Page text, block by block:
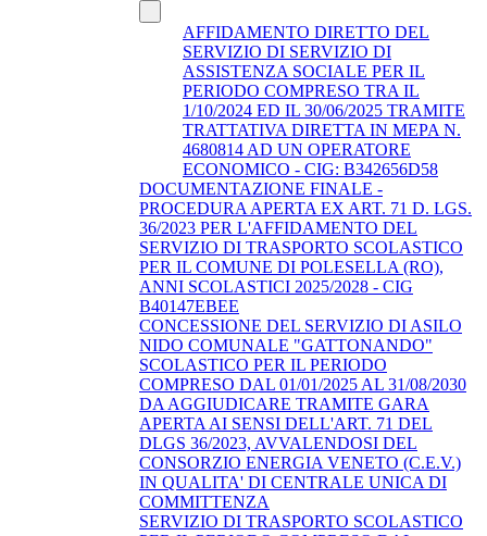
AFFIDAMENTO DIRETTO DEL
SERVIZIO DI SERVIZIO DI
ASSISTENZA SOCIALE PER IL
PERIODO COMPRESO TRA IL
1/10/2024 ED IL 30/06/2025 TRAMITE
TRATTATIVA DIRETTA IN MEPA N.
4680814 AD UN OPERATORE
ECONOMICO - CIG: B342656D58
DOCUMENTAZIONE FINALE -
PROCEDURA APERTA EX ART. 71 D. LGS.
36/2023 PER L'AFFIDAMENTO DEL
SERVIZIO DI TRASPORTO SCOLASTICO
PER IL COMUNE DI POLESELLA (RO),
ANNI SCOLASTICI 2025/2028 - CIG
B40147EBEE
CONCESSIONE DEL SERVIZIO DI ASILO
NIDO COMUNALE "GATTONANDO"
SCOLASTICO PER IL PERIODO
COMPRESO DAL 01/01/2025 AL 31/08/2030
DA AGGIUDICARE TRAMITE GARA
APERTA AI SENSI DELL'ART. 71 DEL
DLGS 36/2023, AVVALENDOSI DEL
CONSORZIO ENERGIA VENETO (C.E.V.)
IN QUALITA' DI CENTRALE UNICA DI
COMMITTENZA
SERVIZIO DI TRASPORTO SCOLASTICO